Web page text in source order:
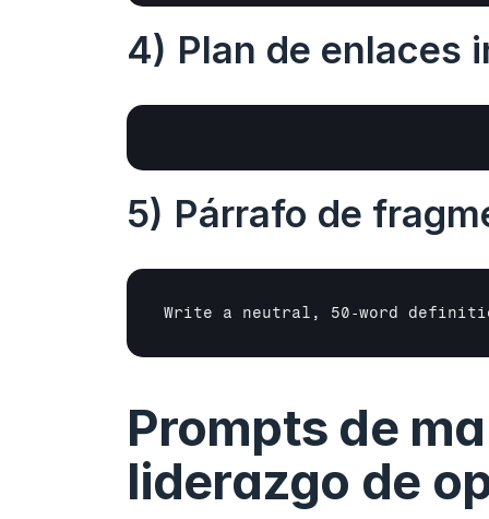
4) Plan de enlaces
5) Párrafo de
Write a neutral, 50‑word
Prompts de
liderazgo de